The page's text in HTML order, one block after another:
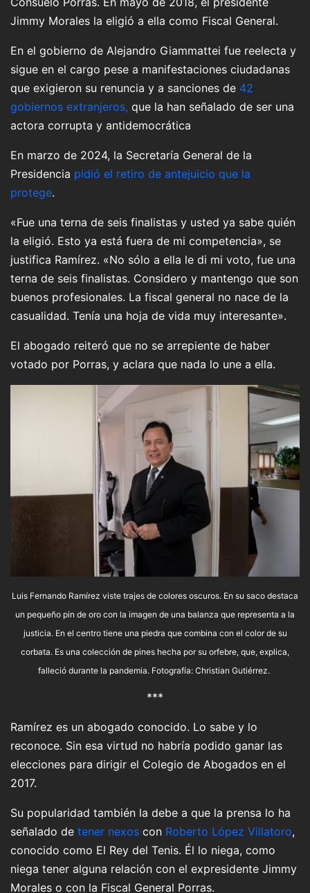
Jimmy Morales la eligió a ella como Fiscal General.
En el gobierno de Alejandro Giammattei fue reelecta y
sigue en el cargo pese a manifestaciones ciudadanas
que exigieron su renuncia y a sanciones de 42
gobiernos extranjeros, que la han señalado de ser una
actora corrupta y antidemocrática
En marzo de 2024, la Secretaría General de la
Presidencia pidió el retiro de antejuicio que la
protege.
«Fue una terna de seis finalistas y usted ya sabe quién
la eligió. Esto ya está fuera de mi competencia», se
justifica Ramírez. «No sólo a ella le di mi voto, fue una
terna de seis finalistas. Considero y mantengo que son
buenos profesionales. La fiscal general no nace de la
casualidad. Tenía una hoja de vida muy interesante».
El abogado reiteró que no se arrepiente de haber
votado por Porras, y aclara que nada lo une a ella.
Luis Fernando Ramírez viste trajes de colores oscuros. En su saco destaca
un pequeño pin de oro con la imagen de una balanza que representa a la
justicia. En el centro tiene una piedra que combina con el color de su
corbata. Es una colección de pines hecha por su orfebre, que, explica,
falleció durante la pandemia. Fotografía: Christian Gutiérrez.
***
Ramírez es un abogado conocido. Lo sabe y lo
reconoce. Sin esa virtud no habría podido ganar las
elecciones para dirigir el Colegio de Abogados en el
2017.
Su popularidad también la debe a que la prensa lo ha
señalado de tener nexos con Roberto López Villatoro,
conocido como El Rey del Tenis. Él lo niega, como
niega tener alguna relación con el expresidente Jimmy
Morales o con la Fiscal General Porras.